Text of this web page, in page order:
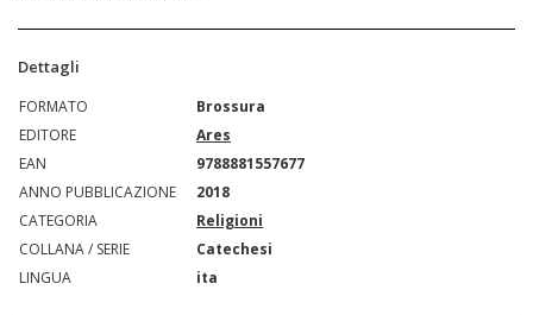
Dettagli
FORMATO
Brossura
EDITORE
Ares
EAN
9788881557677
ANNO PUBBLICAZIONE
2018
CATEGORIA
Religioni
COLLANA / SERIE
Catechesi
LINGUA
ita